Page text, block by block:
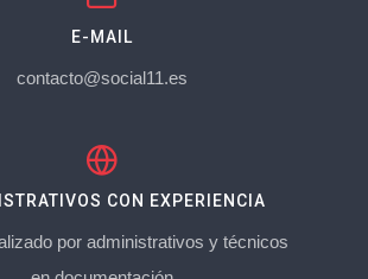
E-MAIL
contacto@social11.es
CON EXPERIENCIA
por administrativos y técnicos